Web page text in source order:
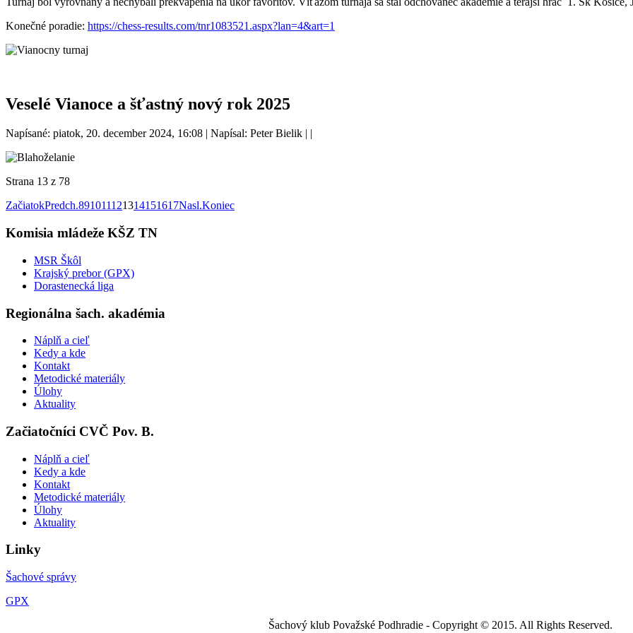
Konečné poradie: https://chess-results.com/tnr1083521.aspx?lan=4&art=1
Veselé Vianoce a šťastný nový rok 2025
Napísané: piatok, 20. december 2024, 16:08 | Napísal: Peter Bielik | |
Strana 13 z 78
ZačiatokPredch.891011121314151617Nasl.Koniec
Komisia mládeže KŠZ TN
MSR Škôl
Krajský prebor (GPX)
Dorastenecká liga
Regionálna šach. akadémia
Náplň a cieľ
Kedy a kde
Kontakt
Metodické materiály
Úlohy
Aktuality
Začiatočníci CVČ Pov. B.
Náplň a cieľ
Kedy a kde
Kontakt
Metodické materiály
Úlohy
Aktuality
Linky
Šachové správy
GPX
Šachový klub Považské Podhradie - Copyright © 2015. All